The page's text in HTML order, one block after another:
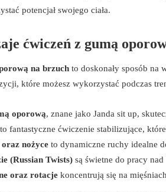
potencjał swojego ciała.
ćwiczeń z gumą
na brzuch to doskonały sposób na
które możesz wykorzystać podczas
oporową, znane jako Janda sit up,
to fantastyczne ćwiczenie stabilizujące,
nożyce to dynamiczne ruchy idealne
(Russian Twists) są świetne do pracy
oraz rotacje koncentrują się na